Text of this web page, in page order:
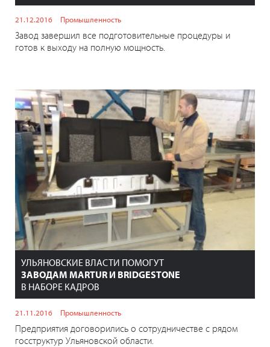
21.12.2016 Промышленность
Завод завершил все подготовительные процедуры и
готов к выходу на полную мощность.
УЛЬЯНОВСКИЕ ВЛАСТИ ПОМОГУТ
ЗАВОДАМ MARTUR И BRIDGESTONE
В НАБОРЕ КАДРОВ
21.11.2016 Промышленность
Предприятия договорились о сотрудничестве с рядом
госструктур Ульяновской области.